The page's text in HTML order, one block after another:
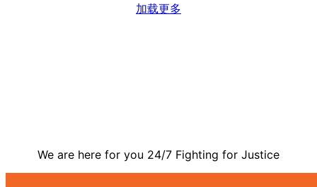
加载更多
We are here for you 24/7 Fighting for Justice